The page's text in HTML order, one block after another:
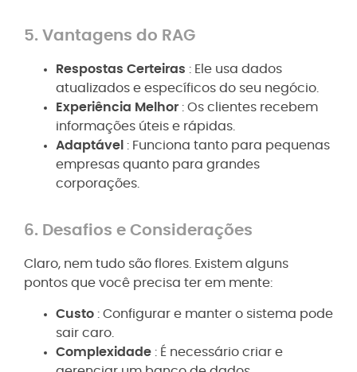
5. Vantagens do RAG
Respostas Certeiras : Ele usa dados
atualizados e específicos do seu negócio.
Experiência Melhor : Os clientes recebem
informações úteis e rápidas.
Adaptável : Funciona tanto para pequenas
empresas quanto para grandes
corporações.
6. Desafios e Considerações
Claro, nem tudo são flores. Existem alguns
pontos que você precisa ter em mente:
Custo : Configurar e manter o sistema pode
sair caro.
Complexidade : É necessário criar e